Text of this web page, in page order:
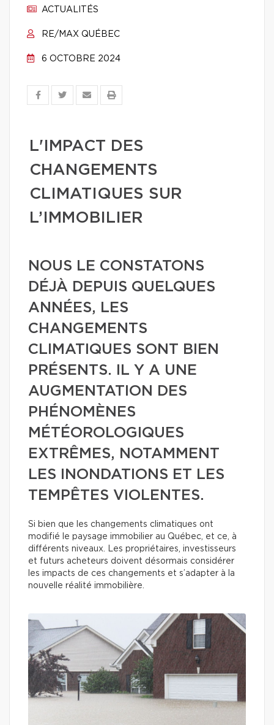
ACTUALITÉS
RE/MAX QUÉBEC
6 OCTOBRE 2024
L'IMPACT DES
CHANGEMENTS
CLIMATIQUES SUR
L’IMMOBILIER
NOUS LE CONSTATONS
DÉJÀ DEPUIS QUELQUES
ANNÉES, LES
CHANGEMENTS
CLIMATIQUES SONT BIEN
PRÉSENTS. IL Y A UNE
AUGMENTATION DES
PHÉNOMÈNES
MÉTÉOROLOGIQUES
EXTRÊMES, NOTAMMENT
LES INONDATIONS ET LES
TEMPÊTES VIOLENTES.
Si bien que les changements climatiques ont
modifié le paysage immobilier au Québec, et ce, à
différents niveaux. Les propriétaires, investisseurs
et futurs acheteurs doivent désormais considérer
les impacts de ces changements et s’adapter à la
nouvelle réalité immobilière.